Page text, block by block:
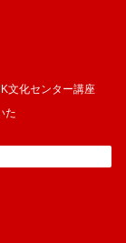
文化センター講座
た